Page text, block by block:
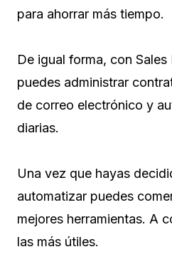
para ahorrar más tiempo.
De igual forma, con
puedes administrar
de correo electrónico y
diarias.
Una vez que hayas
automatizar puedes
mejores herramientas. A
las más útiles.